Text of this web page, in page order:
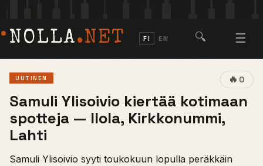
NOLLA.NET FI EN 🔍 ☰
🔥 0
UUTINEN
Samuli Ylisoivio kiertää kotimaan
spotteja — Ilola, Kirkkonummi,
Lahti
Samuli Ylisoivio syyti toukokuun lopulla peräkkäin